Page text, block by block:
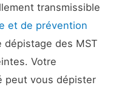
transmissible
et de prévention
dépistage des MST
Votre
peut vous dépister